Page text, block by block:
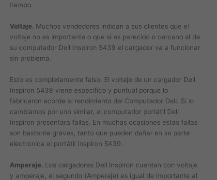
tiempo.
Voltaje. Muchos vendedores indican a sus clientes que el
voltaje no es importante o que si es parecido o cercano al de
su computador Dell Inspiron 5439 el cargador va a funcionar
sin problema.
Esto es completamente falso. El voltaje de un cargador Dell
Inspiron 5439 viene especifico y puntual porque lo
fabricaron acorde al rendimiento del Computador Dell. Si lo
cambiamos por uno similar, el computador portátil Dell
Inspiron presentara fallas. En muchas ocasiones estas fallas
son bastante graves, tanto que pueden dañar en su parte
electronica el portátil Inspiron 5439.
Amperaje. Los cargadores Dell Inspiron cuentan con voltaje
y amperaje, el segundo (Amperaje) es igual de importante al